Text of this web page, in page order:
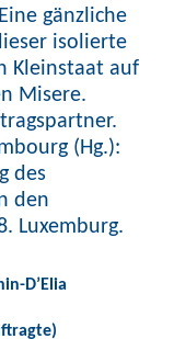
gänzliche
isolierte
Kleinstaat auf
Misere.
(Hg.):
des
den
Luxemburg.
D’Elia